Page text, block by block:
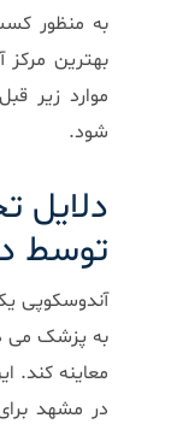
به منظور
بهترین
موارد زیر
شود.
دلایل
توسط
آندوسکوپی
به پزشک می
معاینه کند.
در مشهد